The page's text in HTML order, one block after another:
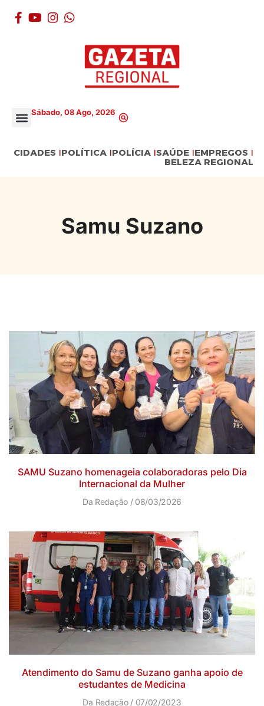
Sábado, 08 Ago, 2026
CIDADES POLÍTICA POLÍCIA SAÚDE EMPREGOS
BELEZA REGIONAL
Samu Suzano
SAMU Suzano homenageia colaboradoras pelo Dia
Internacional da Mulher
Da Redação 08/03/2026
Atendimento do Samu de Suzano ganha apoio de
estudantes de Medicina
Da Redação 07/02/2023